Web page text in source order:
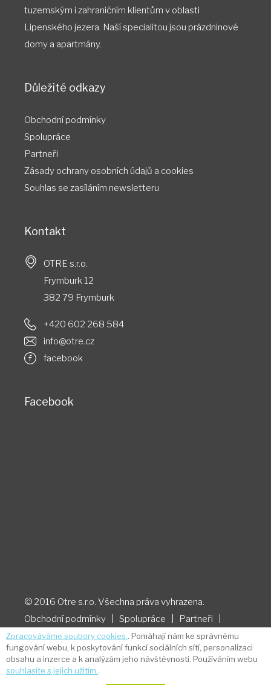
tuzemským i zahraničním klientům v oblasti
Lipenského jezera. Naší specialitou jsou prázdninové
domy a apartmány.
Důležité odkazy
Obchodní podmínky
Spolupráce
Partneři
Zásady ochrany osobních údajů a cookies
Souhlas​​ se ​​zasíláním ​​newsletteru
Kontakt
OTRE s.r.o.
Frymburk 12
382 79 Frymburk
+420 602 268 584
info@otre.cz
facebook
Facebook
© 2016 Otre s.r.o. Všechna práva vyhrazena.
Obchodní podmínky
Spolupráce Partneři
Zásady ochrany osobních údajů a cookies |
Souhlas​​ se ​​zasíláním ​​newsletteru
Webdesign by NexGen IT
Zpracováváme soubory cookies.
. Pomáhají nám ke správnému
fungování webu, k poskytování funkcí sociálních sítí, personalizaci
obsahu a inzerce a k analýzám jeho návštěvnosti. Používáním webu
souhlasíte s jejich užitím.